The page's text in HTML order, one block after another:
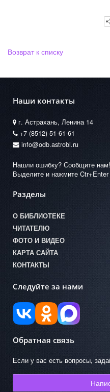
Возврат к списку
Наши контакты
г. Астрахань, Ленина 14
+7 (8512) 51-61-61
info@odb.astrobl.ru
Нашли ошибку? Сообщите нам!
Выделите и нажмите Ctr+Enter
Разделы
О БИБЛИОТЕКЕ
ЧИТАТЕЛЮ
ФОТО И ВИДЕО
КАРТА САЙТА
КОНТАКТЫ
Следуйте за нами
Обратная связь
Если у вас есть вопросы,